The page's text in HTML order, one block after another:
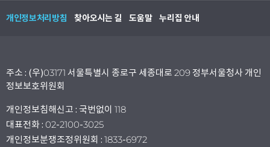
개인정보처리방침 찾아오시는 길 도움말 누리집 안내
주소 : (우)03171 서울특별시 종로구 세종대로 209 정부서울청사 개인
정보보호위원회
개인정보침해신고 : 국번없이 118
대표전화 : 02-2100-3025
개인정보분쟁조정위원회 : 1833-6972